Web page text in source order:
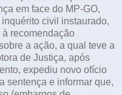
em face do MP-GO,
civil instaurado,
recomendação
a ação, a qual teve a
de Justiça, após
expediu novo ofício
sentença e informar que,